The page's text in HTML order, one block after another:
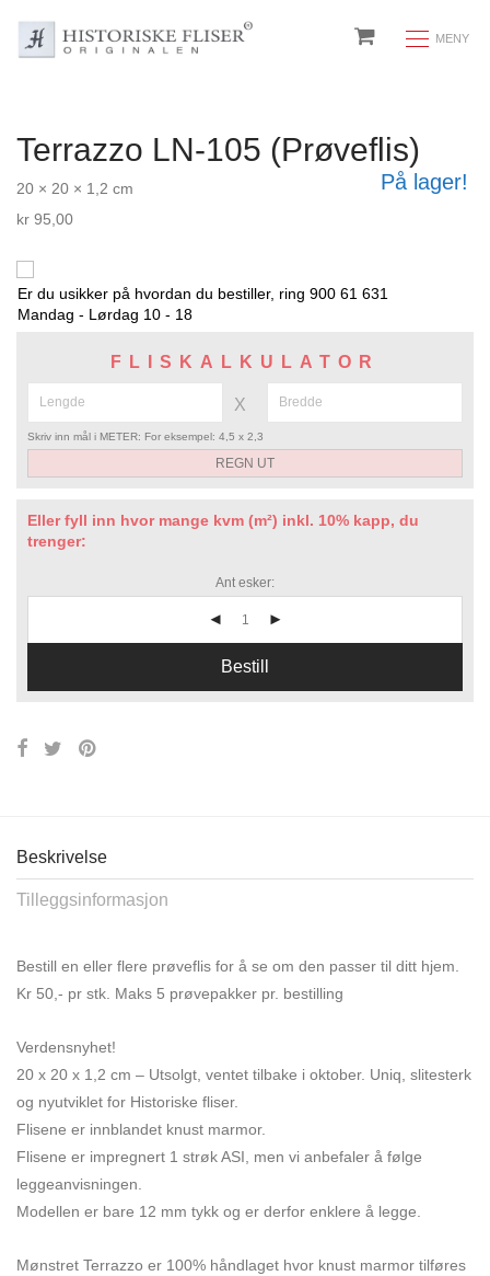
Terrazzo LN-105 (Prøveflis)
På lager!
20 × 20 × 1,2 cm
kr 95,00
Er du usikker på hvordan du bestiller, ring 900 61 631
Mandag - Lørdag 10 - 18
FLISKALKULATOR
X
Skriv inn mål i METER: For eksempel: 4,5 x 2,3
Eller fyll inn hvor mange kvm (m²) inkl. 10% kapp, du
trenger:
Ant esker:
Bestill
Beskrivelse
Tilleggsinformasjon
Bestill en eller flere prøveflis for å se om den passer til ditt hjem.
Kr 50,- pr stk. Maks 5 prøvepakker pr. bestilling
Verdensnyhet!
20 x 20 x 1,2 cm – Utsolgt, ventet tilbake i oktober. Uniq, slitesterk
og nyutviklet for Historiske fliser.
Flisene er innblandet knust marmor.
Flisene er impregnert 1 strøk ASI, men vi anbefaler å følge
leggeanvisningen.
Modellen er bare 12 mm tykk og er derfor enklere å legge.
Mønstret Terrazzo er 100% håndlaget hvor knust marmor tilføres